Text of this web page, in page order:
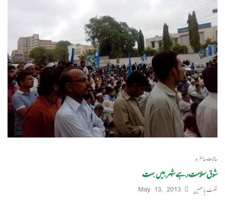
حالات حاضرہ
شوق سلامت رہے شہر ہیں بہت
نگہت یاسمین May 13, 2013